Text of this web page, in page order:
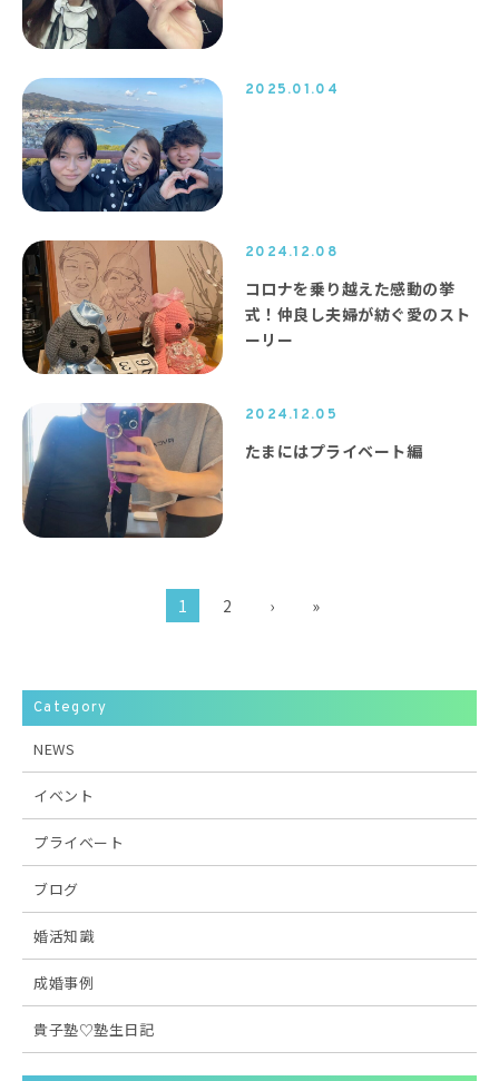
2025.01.04
2024.12.08
コロナを乗り越えた感動の挙
式！仲良し夫婦が紡ぐ愛のスト
ーリー
2024.12.05
たまにはプライベート編
1 2 › »
Category
NEWS
イベント
プライベート
ブログ
婚活知識
成婚事例
貴子塾♡塾生日記